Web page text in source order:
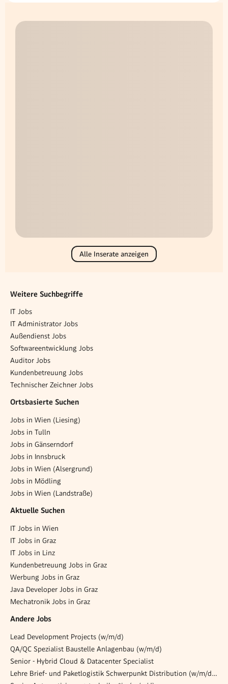
Alle Inserate anzeigen
Weitere Suchbegriffe
IT Jobs
IT Administrator Jobs
Außendienst Jobs
Softwareentwicklung Jobs
Auditor Jobs
Kundenbetreuung Jobs
Technischer Zeichner Jobs
Ortsbasierte Suchen
Jobs in Wien (Liesing)
Jobs in Tulln
Jobs in Gänserndorf
Jobs in Innsbruck
Jobs in Wien (Alsergrund)
Jobs in Mödling
Jobs in Wien (Landstraße)
Aktuelle Suchen
IT Jobs in Wien
IT Jobs in Graz
IT Jobs in Linz
Kundenbetreuung Jobs in Graz
Werbung Jobs in Graz
Java Developer Jobs in Graz
Mechatronik Jobs in Graz
Andere Jobs
Lead Development Projects (w/m/d)
QA/QC Spezialist Baustelle Anlagenbau (w/m/d)
Senior - Hybrid Cloud & Datacenter Specialist
Lehre Brief- und Paketlogistik Schwerpunkt Distribution (w/m/d) 4111 Walding